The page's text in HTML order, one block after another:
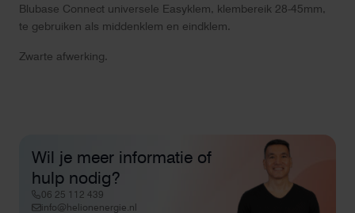
Blubase Connect universele Easyklem, klembereik 28-45mm,
te gebruiken als middenklem en eindklem.
Zwarte afwerking.
Wil je meer informatie of
hulp nodig?
06 25 112 439
info@helionenergie.nl